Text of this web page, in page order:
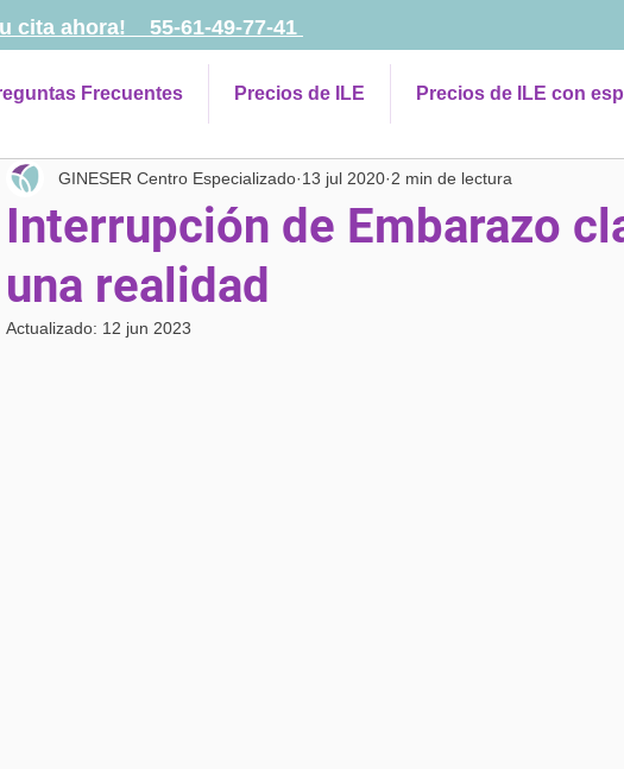
cita ahora! 55-61-49-77-41
Frecuentes Precios de ILE Precios de ILE con
Interrupción de Embarazo
una realidad
GINESER Centro Especializado 13 jul 2020 2 min de lectura
Actualizado: 12 jun 2023